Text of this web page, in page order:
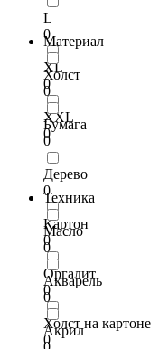
L
0
XL
0
XXL
0
Материал
Холст
0
Бумага
0
Дерево
0
Картон
0
Оргалит
0
Холст на картоне
0
Техника
Масло
0
Акварель
0
Акрил